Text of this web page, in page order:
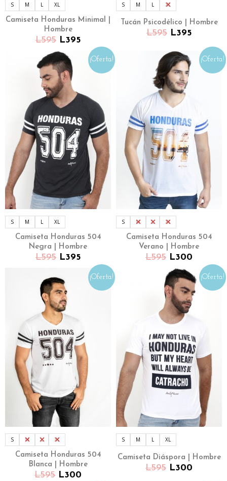
S M L XL
Camiseta Honduras Minimal |
Hombre
L595 L395
S M L XL
Tucán Psicodélico | Hombre
L595 L395
¡Oferta!
S M L XL
Camiseta Honduras 504
Negra | Hombre
L595 L395
¡Oferta!
S M L XL
Camiseta Honduras 504
Verano | Hombre
L595 L300
¡Oferta!
S M L XL
Camiseta Honduras 504
Blanca | Hombre
L595 L300
¡Oferta!
S M L XL
Camiseta Diáspora | Hombre
L595 L300